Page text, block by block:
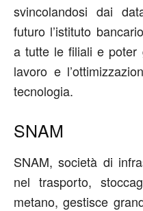
svincolandosi dai
futuro l’istituto
a tutte le filiali e poter
lavoro e
tecnologia.
SNAM
SNAM, società di
nel trasporto,
metano, gestisce